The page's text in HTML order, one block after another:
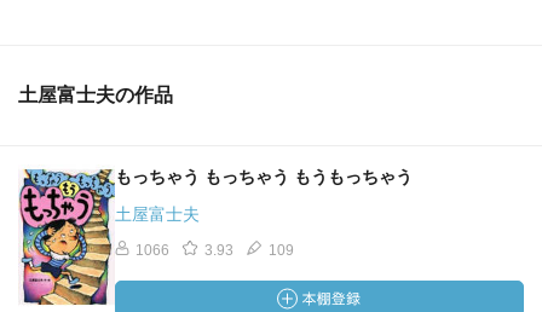
土屋富士夫の作品
もっちゃう もっちゃう もうもっちゃう
土屋富士夫
1066 3.93 109